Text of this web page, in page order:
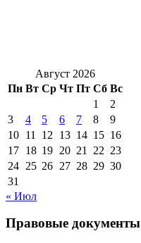
Август 2026
Пн Вт Ср Чт Пт Сб Вс
1
2
3
4 5 6 7 8
9
10 11 12 13 14 15 16
17 18 19 20 21 22 23
24 25 26 27 28 29 30
31
« Июл
Правовые документы